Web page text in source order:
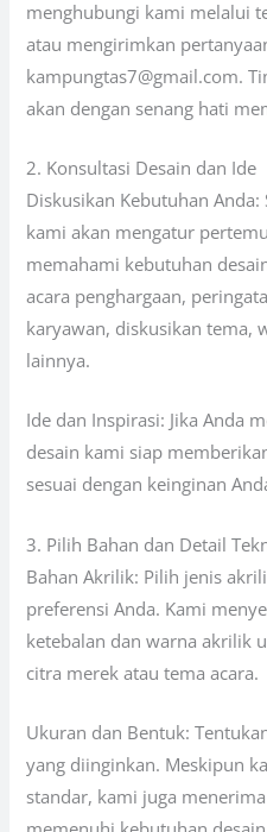
menghubungi kami melalui
atau mengirimkan
kampungtas7@gmail.com.
akan dengan senang hati
2. Konsultasi Desain dan Ide
Diskusikan Kebutuhan
kami akan mengatur
memahami kebutuhan
acara penghargaan,
karyawan, diskusikan tema,
lainnya.
Ide dan Inspirasi: Jika Anda
desain kami siap
sesuai dengan keinginan
3. Pilih Bahan dan Detail
Bahan Akrilik: Pilih jenis
preferensi Anda. Kami
ketebalan dan warna akrilik
citra merek atau tema acara.
Ukuran dan Bentuk:
yang diinginkan. Meskipun
standar, kami juga